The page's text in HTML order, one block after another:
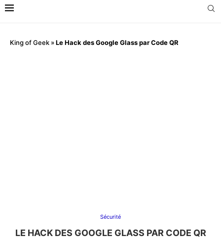
King of Geek »Le Hack des Google Glass par Code QR
Sécurité
LE HACK DES GOOGLE GLASS PAR CODE QR